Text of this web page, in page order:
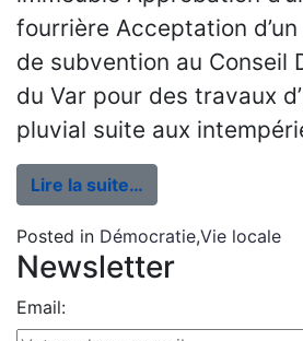
fourrière Acceptation
de subvention au Conseil
du Var pour des travaux
pluvial suite aux
Lire la suite…
Posted in Démocratie,Vie locale
Newsletter
Email: